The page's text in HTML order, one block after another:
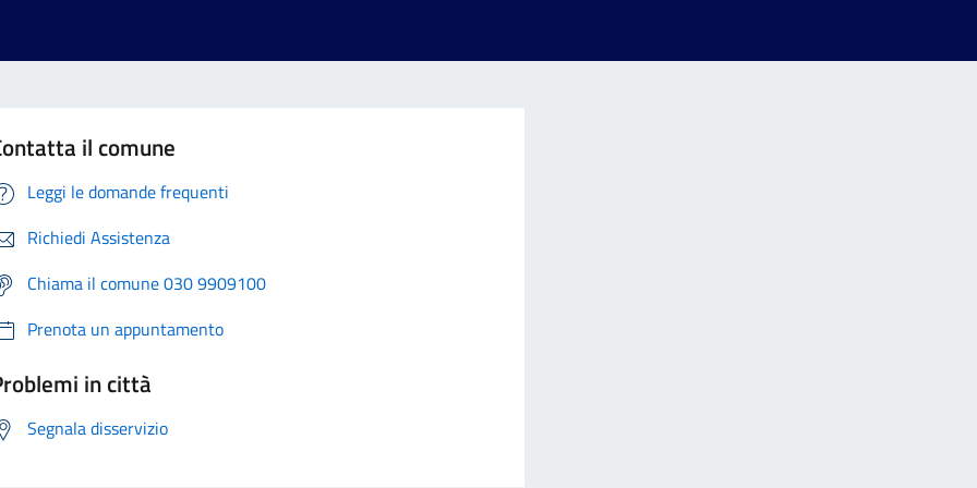
il comune
Leggi le domande frequenti
Richiedi Assistenza
Chiama il comune 030 9909100
Prenota un appuntamento
in città
Segnala disservizio